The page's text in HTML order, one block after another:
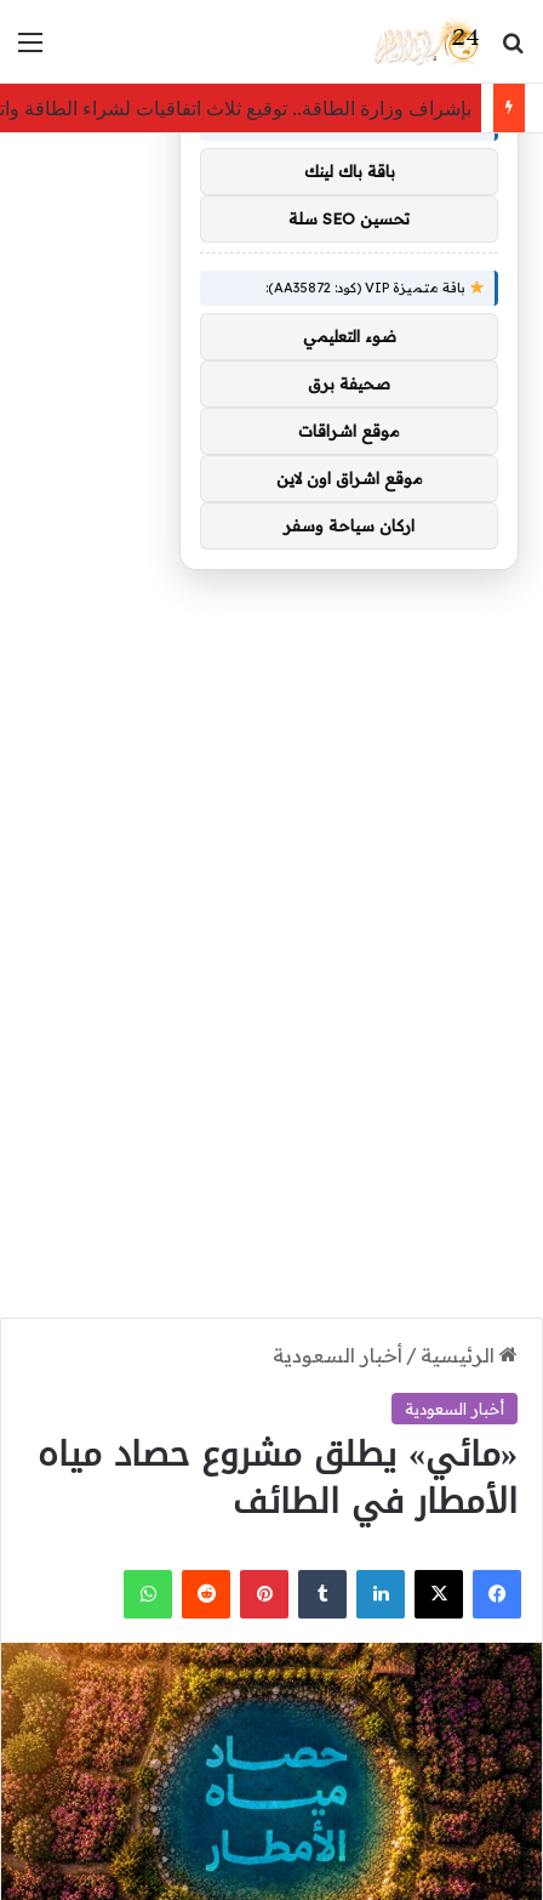
بحث عن
بإشراف وزارة الطاقة.. توقيع ثلاث اتفاقيات لشراء
الرئيسية / أخبار السعودية
أخبار السعودية
«مائي» يطلق مشروع حصاد مياه
الأمطار في الطائف
فيسبوك
‫X لينكدإن بينتيريست واتساب
توصيات :
باقة متميزة VIP (كود: AA11138):
باقة باك لينك
تحسين SEO سلة
باقة متميزة VIP (كود: AA35872):
ضوء التعليمي
صحيفة برق
موقع اشراقات
موقع اشراق اون لاين
اركان سياحة وسفر